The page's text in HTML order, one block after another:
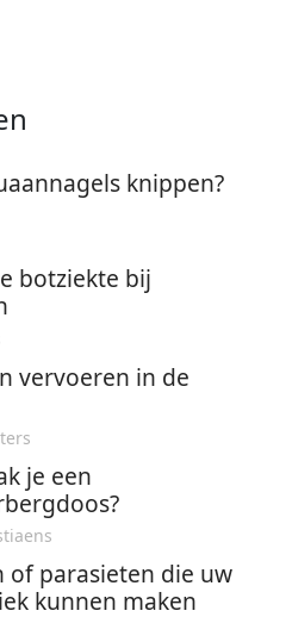
knippen?
botziekte bij
vervoeren in de
je een
of parasieten die uw
kunnen maken